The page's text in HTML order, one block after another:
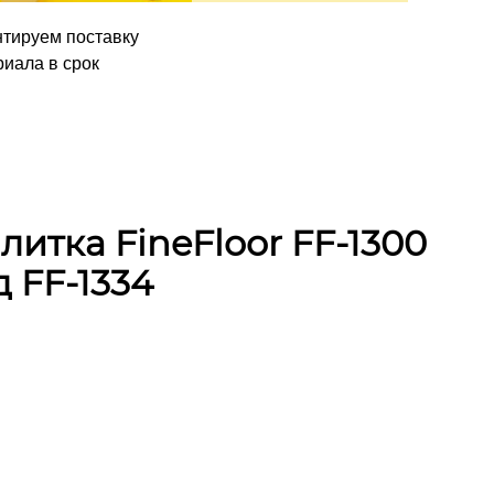
поставку
в срок
FineFloor FF-1300
1334